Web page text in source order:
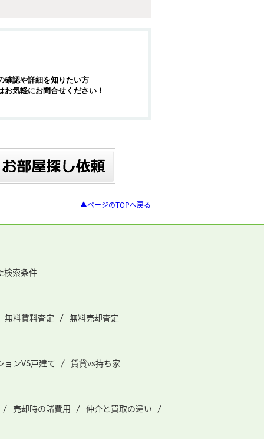
確認や詳細を知りたい方
お気軽にお問合せください！
▲ページのTOPへ戻る
検索条件
無料賃料査定 無料売却査定
ョンVS戸建て 賃貸vs持ち家
売却時の諸費用 仲介と買取の違い